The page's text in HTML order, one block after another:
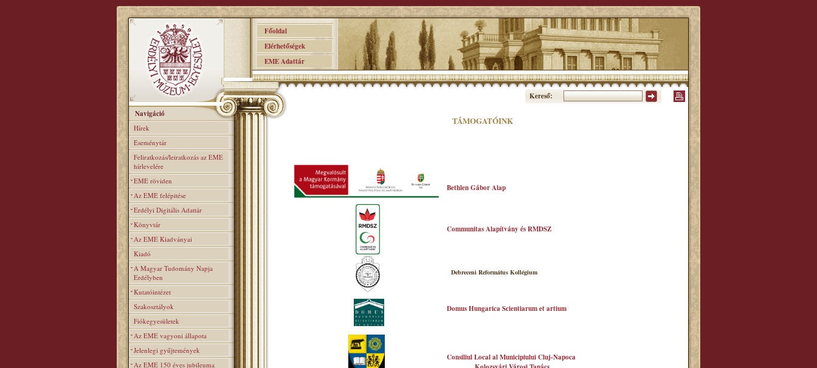
Főoldal
Elérhetőségek
EME Adattár
Kereső:
Navigáció
Hírek
Eseménytár
Feliratkozás/leiratkozás az EME
hírlevelére
EME röviden
Az EME felépitése
Erdélyi Digitális Adattár
Könyvtár
Az EME Kiadványai
Kiadó
A Magyar Tudomány Napja
Erdélyben
Kutatóintézet
Szakosztályok
Fiókegyesületek
Az EME vagyoni állapota
Jelenlegi gyűjtemények
Az EME 150 éves jubileuma
TÁMOGATÓINK
Bethlen Gábor Alap
Communitas Alapítvány és RMDSZ
Debreceni Református Kollégium
Domus Hungarica Scientiarum et artium
Consiliul Local al Municipiului Cluj-Napoca